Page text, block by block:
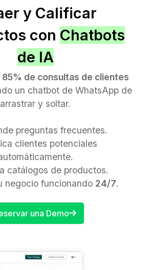
y Calificar
con Chatbots
de IA
85% de consultas de clientes
un chatbot de WhatsApp de
arrastrar y soltar.
preguntas frecuentes.
clientes potenciales
catálogos de productos.
negocio funcionando 24/7.
una Demo